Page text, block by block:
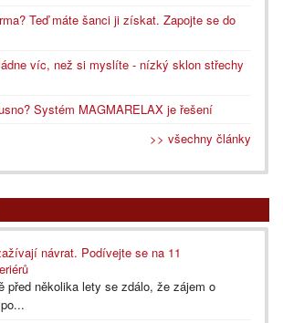
Teď máte šanci ji získat. Zapojte se do
víc, než si myslíte - nízký sklon střechy
Systém MAGMARELAX je řešení
>> všechny články
návrat. Podívejte se na 11
před několika lety se zdálo, že zájem o